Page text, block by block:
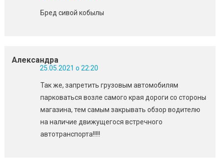
Бред сивой кобылы
Александра
25.05.2021 о 22:20
Так же, запретить грузовым автомобилям
парковаться возле самого края дороги со стороны
магазина, тем самым закрывать обзор водителю
на наличие движущегося встречного
автотранспорта!!!!!